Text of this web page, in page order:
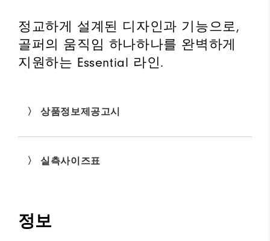
정교하게 설계된 디자인과 기능으로,
골퍼의 움직임 하나하나를 완벽하게
지원하는 Essential 라인.
〉 상품정보제공고시
〉 실측사이즈표
정보